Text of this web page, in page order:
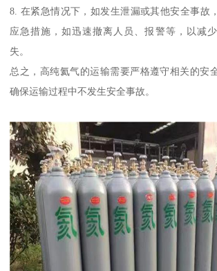
8. 在紧急情况下，如发生泄漏或其他安全事故
应急措施，如迅速撤离人员、报警等，以减
失。
总之，高纯氦气的运输需要严格遵守相关的安
确保运输过程中不发生安全事故。